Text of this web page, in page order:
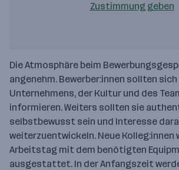
Zustimmung geben
Die Atmosphäre beim
angenehm. Bewerber:innen sollten
Unternehmens, der Kultur und des
informieren. Weiters sollten sie
selbstbewusst sein und Interesse
weiterzuentwickeln. Neue Kolleg:innen
Arbeitstag mit dem benötigten
ausgestattet. In der Anfangszeit